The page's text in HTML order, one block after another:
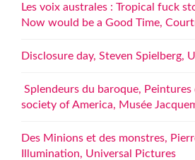
Les voix australes : Tropical fuck
Now would be a Good Time,
Disclosure day, Steven Spielberg,
Splendeurs du baroque, Peintures
society of America, Musée
Des Minions et des monstres,
Illumination, Universal Pictures